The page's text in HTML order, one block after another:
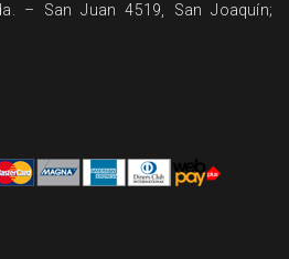
– San Juan 4519, San Joaquín;